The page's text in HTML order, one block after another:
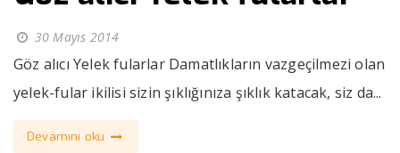
30 Mayıs 2014
Göz alıcı Yelek fularlar Damatlıkların vazgeçilmezi olan
yelek-fular ikilisi sizin şıklığınıza şıklık katacak, siz da...
Devamını oku